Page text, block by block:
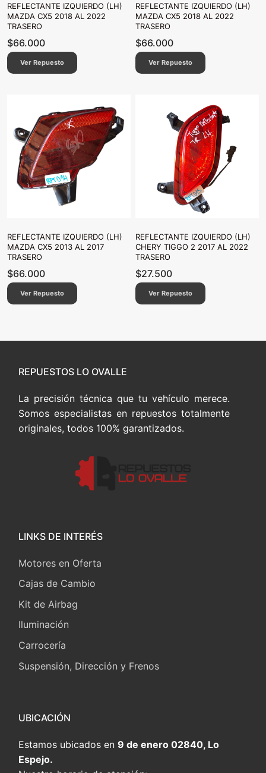
REFLECTANTE IZQUIERDO (LH)
MAZDA CX5 2018 AL 2022
TRASERO
$66.000
Ver Repuesto
REFLECTANTE IZQUIERDO (LH)
MAZDA CX5 2018 AL 2022
TRASERO
$66.000
Ver Repuesto
REFLECTANTE IZQUIERDO (LH)
MAZDA CX5 2013 AL 2017
TRASERO
$66.000
Ver Repuesto
REFLECTANTE IZQUIERDO (LH)
CHERY TIGGO 2 2017 AL 2022
TRASERO
$27.500
Ver Repuesto
REPUESTOS LO OVALLE
La precisión técnica que tu vehículo merece.
Somos especialistas en repuestos totalmente
originales, todos 100% garantizados.
LINKS DE INTERÉS
Motores en Oferta
Cajas de Cambio
Kit de Airbag
Iluminación
Carrocería
Suspensión, Dirección y Frenos
UBICACIÓN
Estamos ubicados en 9 de enero 02840, Lo
Espejo.